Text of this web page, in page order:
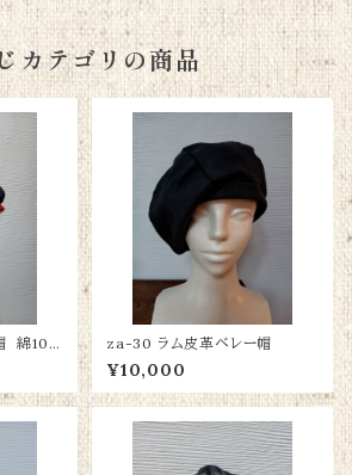
カテゴリの商品
綿10
za-30 ラム皮革ベレー帽
¥10,000